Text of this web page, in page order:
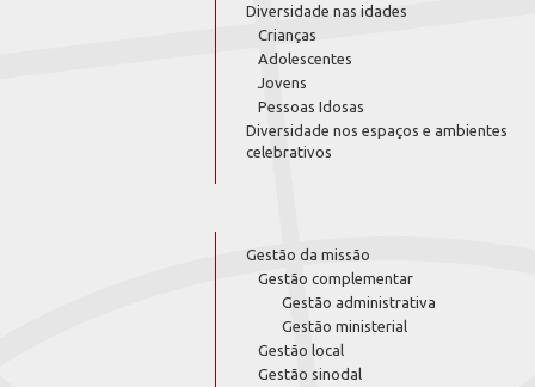
Diversidade nas idades
Crianças
Adolescentes
Jovens
Pessoas Idosas
Diversidade nos espaços e ambientes
celebrativos
Gestão da missão
Gestão complementar
Gestão administrativa
Gestão ministerial
Gestão local
Gestão sinodal